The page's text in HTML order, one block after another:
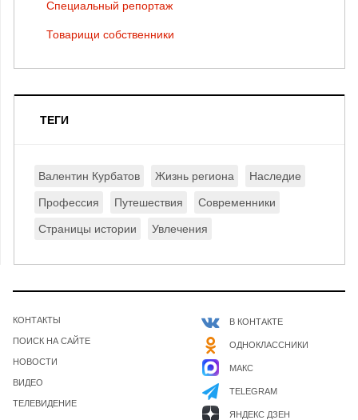
Специальный репортаж
Товарищи собственники
ТЕГИ
Валентин Курбатов Жизнь региона Наследие
Профессия Путешествия Современники
Страницы истории Увлечения
КОНТАКТЫ
ПОИСК НА САЙТЕ
НОВОСТИ
ВИДЕО
ТЕЛЕВИДЕНИЕ
В КОНТАКТЕ
ОДНОКЛАССНИКИ
МАКС
TELEGRAM
ЯНДЕКС ДЗЕН